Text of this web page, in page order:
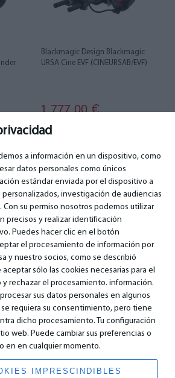
a información en un dispositivo, como
datos personales como únicos
estándar enviada por el dispositivo a
investigación de audiencias
Con su permiso nosotros podemos utilizar
precisos y realizar identificación
Puedes hacer clic en el botón
el procesamiento de información por
y nuestro socios, como se describió
sólo las cookies necesarias para el
rechazar el procesamiento. información.
sus datos personales en algunos
requiera su consentimiento, pero tiene
dicho procesamiento. Tu configuración
web. Puede cambiar sus preferencias o
en en cualquier momento.
IMPRESCINDIBLES
Blackmagic Design Blackmagic
URSA Cine EVF (CINEURSAB/EVF)
1 777.00€
CONTACTOS
Teléfono. +349 36940118
email: info@bm.lv
WhatsApp +371 27725222
Latvia, Riga, Krasta 89, LV-1019
All Rights Reserved.
High Yield System LP
EH2 4AT, Scotland, United Kingdom